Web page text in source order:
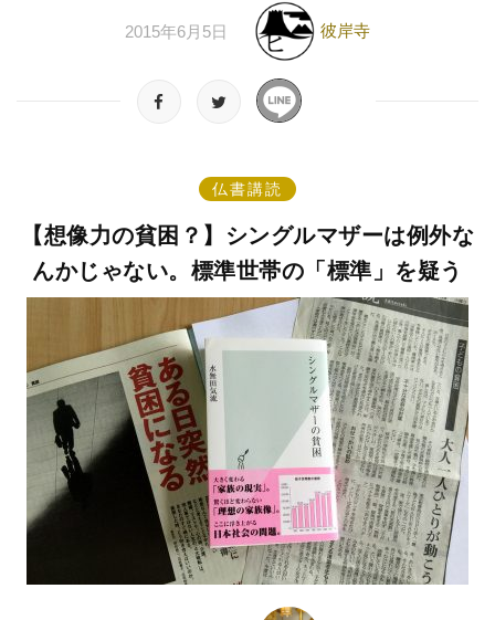
2015年6月5日 彼岸寺
仏書講読
【想像力の貧困？】シングルマザーは例外な
んかじゃない。標準世帯の「標準」を疑う